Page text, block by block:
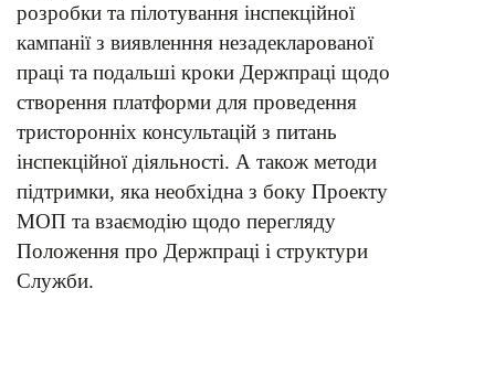
розробки та пілотування інспекційної
кампанії з виявленння незадекларованої
праці та подальші кроки Держпраці щодо
створення платформи для проведення
тристоронніх консультацій з питань
інспекційної діяльності. А також методи
підтримки, яка необхідна з боку Проекту
МОП та взаємодію щодо перегляду
Положення про Держпраці і структури
Служби.